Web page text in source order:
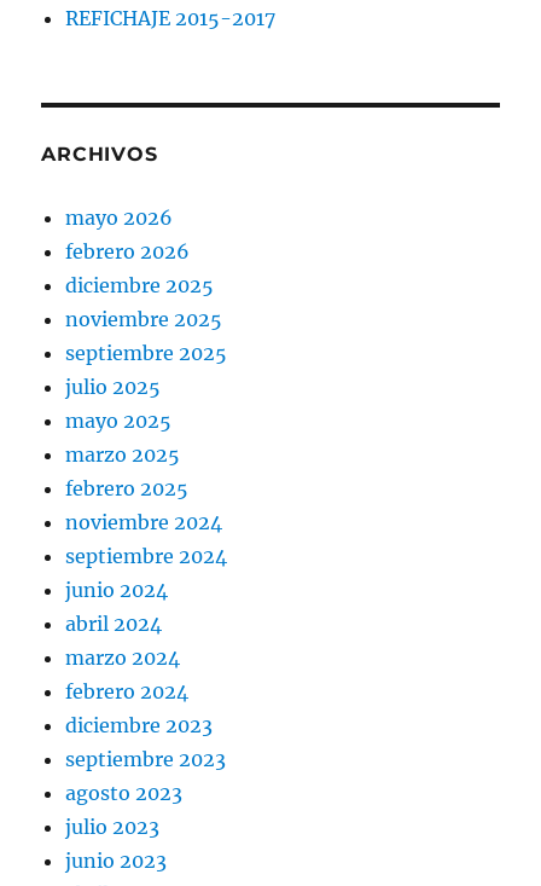
REFICHAJE 2015-2017
ARCHIVOS
mayo 2026
febrero 2026
diciembre 2025
noviembre 2025
septiembre 2025
julio 2025
mayo 2025
marzo 2025
febrero 2025
noviembre 2024
septiembre 2024
junio 2024
abril 2024
marzo 2024
febrero 2024
diciembre 2023
septiembre 2023
agosto 2023
julio 2023
junio 2023